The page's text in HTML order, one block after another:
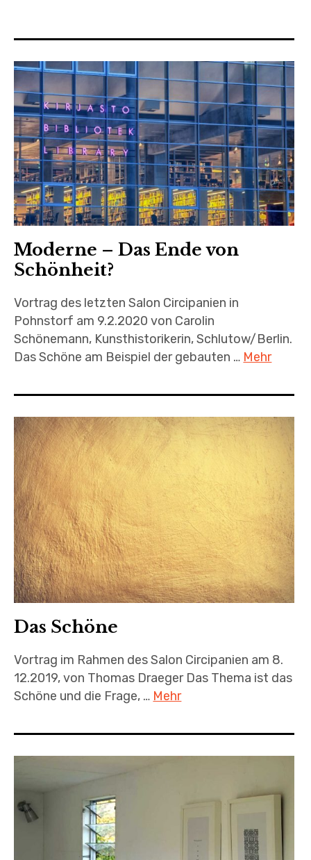
Wir in der Presse
Kontakt & Impressum
Moderne – Das Ende von
Schönheit?
Vortrag des letzten Salon Circipanien in
Pohnstorf am 9.2.2020 von Carolin
Schönemann, Kunsthistorikerin, Schlutow/Berlin.
Das Schöne am Beispiel der gebauten … Mehr
Das Schöne
Vortrag im Rahmen des Salon Circipanien am 8.
12.2019, von Thomas Draeger Das Thema ist das
Schöne und die Frage, … Mehr